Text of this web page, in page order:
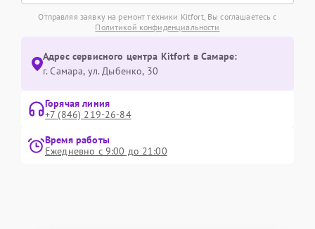
Отправляя заявку на ремонт техники Kitfort, Вы соглашаетесь с
Политикой конфиденциальности
Адрес сервисного центра Kitfort в Самаре:
г. Самара, ул. Дыбенко, 30
Горячая линия
+7 (846) 219-26-84
Время работы
Ежедневно с 9:00 до 21:00